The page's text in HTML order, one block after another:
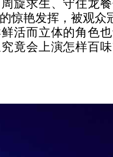
旋求生、守住龙
惊艳发挥，被观众
活而立体的角色
竟会上演怎样百